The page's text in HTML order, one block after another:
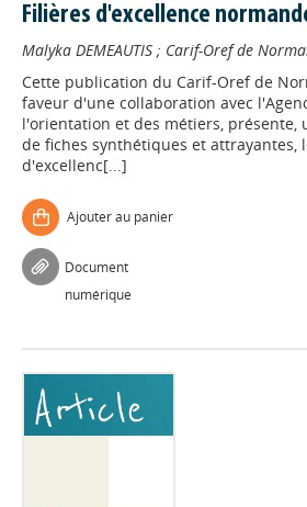
Filières d'excellence
Malyka DEMEAUTIS ; Carif-Oref de
Cette publication du Carif-Oref de
faveur d'une collaboration avec
l'orientation et des métiers, présente,
de fiches synthétiques et attrayantes,
d'excellenc[...]
Ajouter au panier
Document
numérique